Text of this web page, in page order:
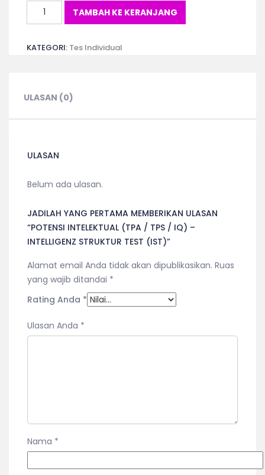
Kuantitas
POTENSI
(TPA
/
-
TAMBAH KE KERANJANG
KATEGORI: Tes Individual
ULASAN (0)
ULASAN
Belum ada ulasan.
JADILAH YANG PERTAMA MEMBERIKAN ULASAN
“POTENSI INTELEKTUAL (TPA / TPS / IQ) –
INTELLIGENZ STRUKTUR TEST (IST)”
Alamat email Anda tidak akan dipublikasikan. Ruas
yang wajib ditandai *
Rating Anda *
Ulasan Anda *
Nama *